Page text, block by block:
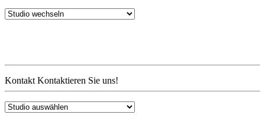
Kontakt Kontaktieren Sie uns!